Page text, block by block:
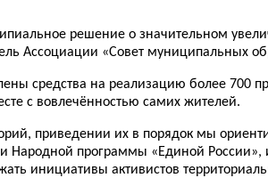
решение о значительном
Ассоциации «Совет муниципальных
средства на реализацию более 700
с вовлечённостью самих жителей.
приведении их в порядок мы
Народной программы «Единой
инициативы активистов